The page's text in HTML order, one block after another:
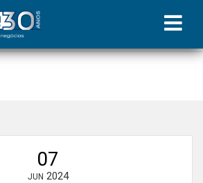
você não pode cometer ao comprar um
07
JUN 2024